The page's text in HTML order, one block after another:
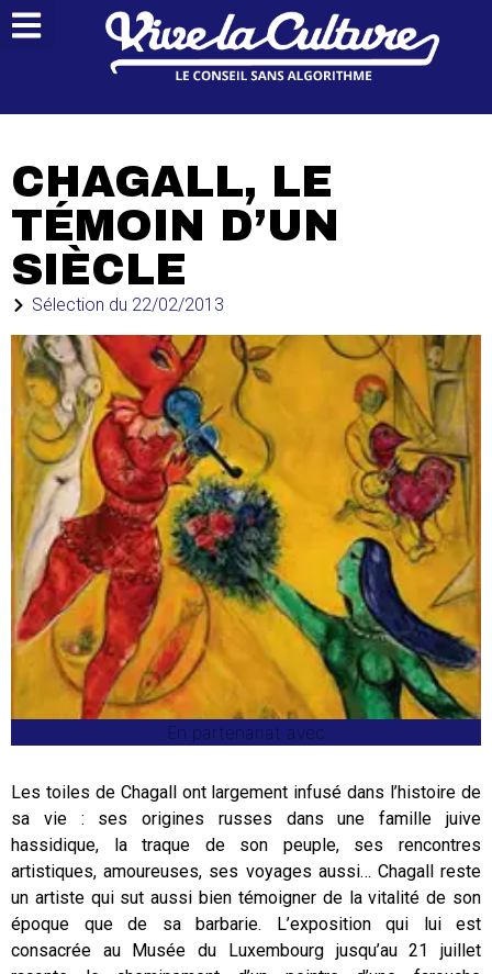
CHAGALL, LE
TÉMOIN D’UN
SIÈCLE
Sélection du 22/02/2013
En partenariat avec
Les toiles de Chagall ont largement infusé dans l’histoire de
sa vie : ses origines russes dans une famille juive
hassidique, la traque de son peuple, ses rencontres
artistiques, amoureuses, ses voyages aussi… Chagall reste
un artiste qui sut aussi bien témoigner de la vitalité de son
époque que de sa barbarie. L’exposition qui lui est
consacrée au Musée du Luxembourg jusqu’au 21 juillet